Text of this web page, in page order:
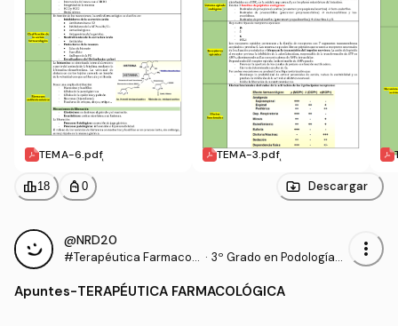
TEMA-6.pdf TEMA-3.pdf
leaderboard18 personal_bag 0 Descargar
@NRD20
#Terapéutica Farmacol
· 3º Grado en Podología
more_vert
Apuntes-TERAPÉUTICA FARMACOLÓGICA